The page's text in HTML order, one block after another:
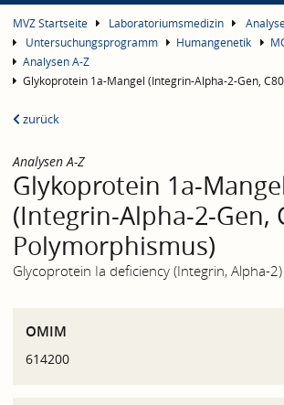
MVZ Startseite Laboratoriumsmedizin
Untersuchungsprogramm
Humangenetik
Analysen A-Z
Glykoprotein 1a-Mangel (Integrin-Alpha-2-Gen,
zurück
Analysen A-Z
Glykoprotein 1a-
(Integrin-Alpha-2-Gen,
Polymorphismus)
Glycoprotein Ia deficiency (Integrin, Alpha-2)
OMIM
614200